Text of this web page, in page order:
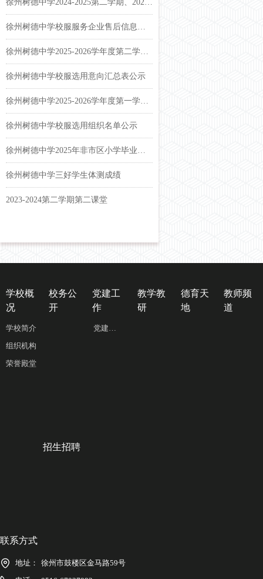
徐州树德中学校服选用意向汇总表公示
徐州树德中学校服选用组织名单公示
徐州树德中学三好学生体测成绩
2023-2024第二学期第二课堂
地址：
徐州市鼓楼区金马路59号
联系方式
招生招聘
学校概
况
学校简介
组织机构
荣誉殿堂
校务公
开
党建工
作
党建工作
教学教
研
德育天
地
教师频
道